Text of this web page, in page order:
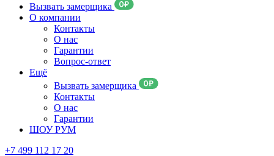
Вызвать замерщика
О компании
Контакты
О нас
Гарантии
Вопрос-ответ
Ещё
Вызвать замерщика
Контакты
О нас
Гарантии
ШОУ РУМ
+7 499 112 17 20